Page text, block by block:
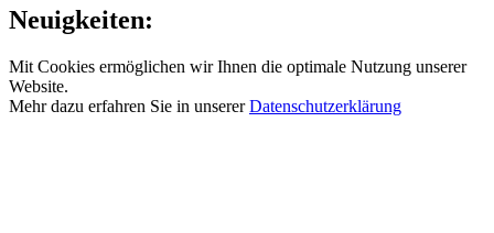
Neuigkeiten:
Mit Cookies ermöglichen wir Ihnen die optimale Nutzung unserer
Website.
Mehr dazu erfahren Sie in unsererDatenschutzerklärung